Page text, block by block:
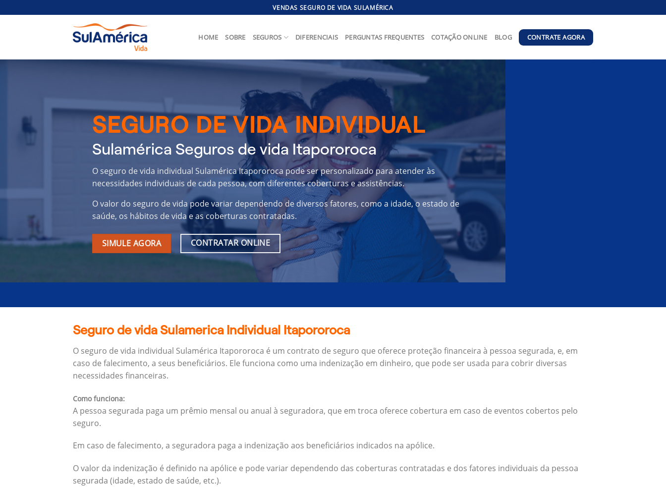
to
VENDAS SEGURO DE VIDA SULAMÉRICA
HOME SOBRE SEGUROS DIFERENCIAIS PERGUNTAS FREQUENTES COTAÇÃO ONLINE BLOG CONTRATE AGORA
SEGURO DE VIDA INDIVIDUAL
Sulamérica Seguros de vida Itapororoca
O seguro de vida individual Sulamérica Itapororoca pode ser personalizado para atender às
necessidades individuais de cada pessoa, com diferentes coberturas e assistências.
O valor do seguro de vida pode variar dependendo de diversos fatores, como a idade, o estado de
saúde, os hábitos de vida e as coberturas contratadas.
SIMULE AGORA CONTRATAR ONLINE
Seguro de vida Sulamerica Individual Itapororoca
O seguro de vida individual Sulamérica Itapororoca é um contrato de seguro que oferece proteção financeira à pessoa segurada, e, em
caso de falecimento, a seus beneficiários. Ele funciona como uma indenização em dinheiro, que pode ser usada para cobrir diversas
necessidades financeiras.
Como funciona:
A pessoa segurada paga um prêmio mensal ou anual à seguradora, que em troca oferece cobertura em caso de eventos cobertos pelo
seguro.
Em caso de falecimento, a seguradora paga a indenização aos beneficiários indicados na apólice.
O valor da indenização é definido na apólice e pode variar dependendo das coberturas contratadas e dos fatores individuais da pessoa
segurada (idade, estado de saúde, etc.).